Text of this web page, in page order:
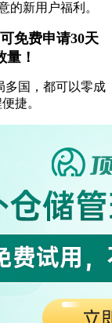
的新用户福利。
免费申请30天
！
多国，都可以零成
捷。